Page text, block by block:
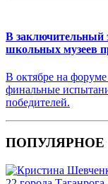
В заключительный
школьных музеев
В октябре на
финальные
победителей.
ПОПУЛЯРНОЕ